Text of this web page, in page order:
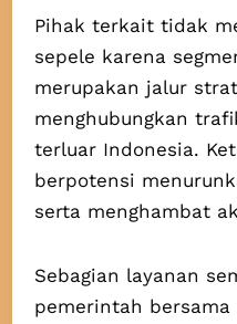
Pihak terkait tidak
sepele karena
merupakan jalur
menghubungkan
terluar Indonesia.
berpotensi
serta menghambat
Sebagian layanan
pemerintah